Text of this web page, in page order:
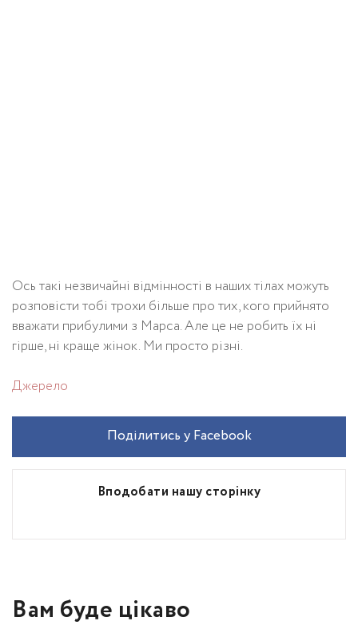
Ось такі незвичайні відмінності в наших тілах можуть
розповісти тобі трохи більше про тих, кого прийнято
вважати прибулими з Марса. Але це не робить їх ні
гірше, ні краще жінок. Ми просто різні.
Джерело
Вподобати нашу сторінку
Поділитись у Facebook
Вам буде цікаво